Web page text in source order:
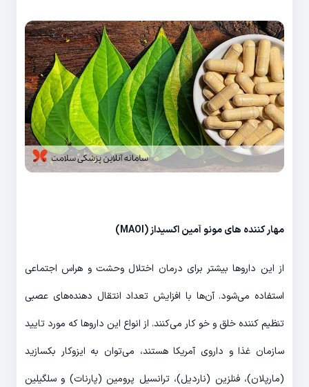
مهار کننده های مونو آمین اکسیداز (MAOI
)
از این داروها بیشتر برای درمان اختلال وحشت و هراس اجتماعی
استفاده می‌شود. آن‌ها با افزایش تعداد انتقال دهنده‌های عصبی
تنظیم کننده خلق و خو کار می‌کنند. از انواع این داروها که مورد تایید
سازمان غذا و داروی آمریکا هستند، می‌توان به ایزوکار بکسازید
(مارپلان)، فنلزین (ناردیل)، ترانسیل پرومین (پارنات) و سلگیلین